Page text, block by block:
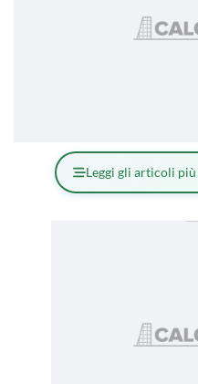
Leggi gli articoli